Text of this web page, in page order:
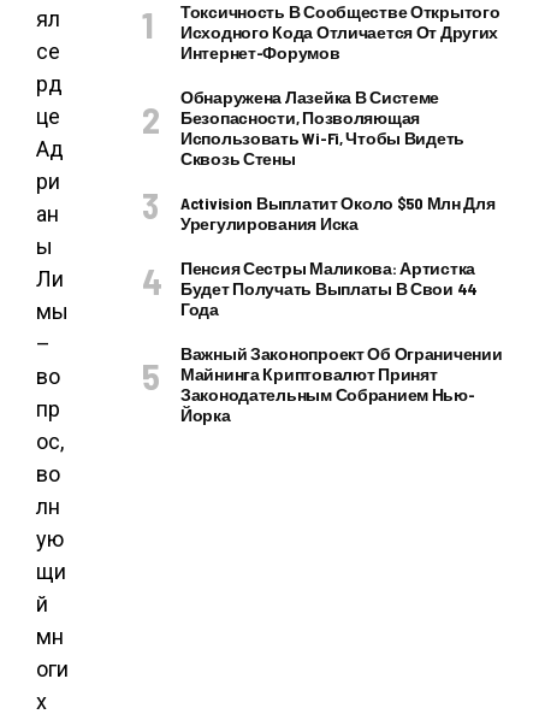
ял
се
рд
це
Ад
ри
ан
ы
Ли
мы
–
во
пр
ос,
во
лн
ую
щи
й
мн
оги
х
Токсичность В Сообществе Открытого
Исходного Кода Отличается От Других
Интернет-Форумов
Обнаружена Лазейка В Системе
Безопасности, Позволяющая
Использовать Wi-Fi, Чтобы Видеть
Сквозь Стены
Activision Выплатит Около $50 Млн Для
Урегулирования Иска
Пенсия Сестры Маликова: Артистка
Будет Получать Выплаты В Свои 44
Года
Важный Законопроект Об Ограничении
Майнинга Криптовалют Принят
Законодательным Собранием Нью-
Йорка